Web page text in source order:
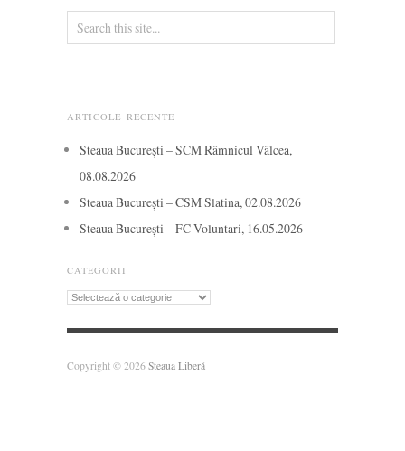
ARTICOLE RECENTE
Steaua București – SCM Râmnicul Vâlcea,
08.08.2026
Steaua București – CSM Slatina, 02.08.2026
Steaua București – FC Voluntari, 16.05.2026
CATEGORII
Categorii
Copyright © 2026 Steaua Liberă